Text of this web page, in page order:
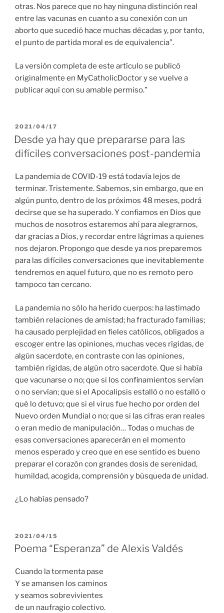
otras. Nos parece que no hay ninguna distinción real
entre las vacunas en cuanto a su conexión con un
aborto que sucedió hace muchas décadas y, por tanto,
el punto de partida moral es de equivalencia”.
La versión completa de este artículo se publicó
originalmente en MyCatholicDoctor y se vuelve a
publicar aquí con su amable permiso.”
PUBLICADO
EL
2021/04/17
Desde ya hay que prepararse para las
difíciles conversaciones post-pandemia
La pandemia de COVID-19 está todavía lejos de
terminar. Tristemente. Sabemos, sin embargo, que en
algún punto, dentro de los próximos 48 meses, podrá
decirse que se ha superado. Y confiamos en Dios que
muchos de nosotros estaremos ahí para alegrarnos,
dar gracias a Dios, y recordar entre lágrimas a quienes
nos dejaron. Propongo que desde ya nos preparemos
para las difíciles conversaciones que inevitablemente
tendremos en aquel futuro, que no es remoto pero
tampoco tan cercano.
La pandemia no sólo ha herido cuerpos: ha lastimado
también relaciones de amistad; ha fracturado familias;
ha causado perplejidad en fieles católicos, obligados a
escoger entre las opiniones, muchas veces rígidas, de
algún sacerdote, en contraste con las opiniones,
también rígidas, de algún otro sacerdote. Que si había
que vacunarse o no; que si los confinamientos servían
o no servían; que si el Apocalipsis estalló o no estalló o
qué lo detuvo; que si el virus fue hecho por orden del
Nuevo orden Mundial o no; que si las cifras eran reales
o eran medio de manipulación… Todas o muchas de
esas conversaciones aparecerán en el momento
menos esperado y creo que en ese sentido es bueno
preparar el corazón con grandes dosis de serenidad,
humildad, acogida, comprensión y búsqueda de unidad.
¿Lo habías pensado?
PUBLICADO
EL
2021/04/15
Poema “Esperanza” de Alexis Valdés
Cuando la tormenta pase
Y se amansen los caminos
y seamos sobrevivientes
de un naufragio colectivo.